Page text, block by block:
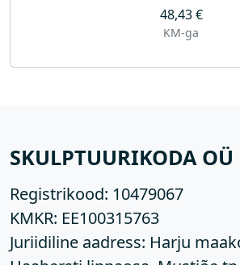
48,43€
KM-ga
SKULPTUURIKODA OÜ
Registrikood: 10479067
KMKR: EE100315763
Juriidiline aadress: Harju